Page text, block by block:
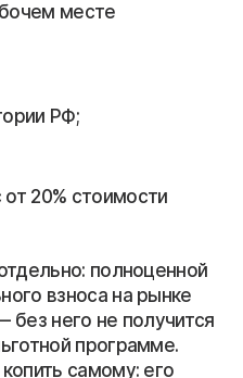
месте
РФ;
20% стоимости
полноценной
взноса на рынке
без него не получится
программе.
самому: его